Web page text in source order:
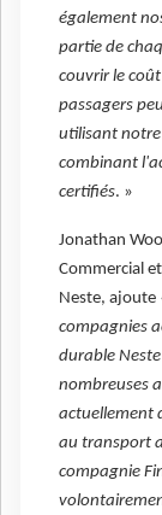
également
partie de
couvrir le
passagers
utilisant notre
combinant
certifiés. »
Jonathan
Commercial
Neste, ajoute
compagnies
durable
nombreuses
actuellement
au transport
compagnie